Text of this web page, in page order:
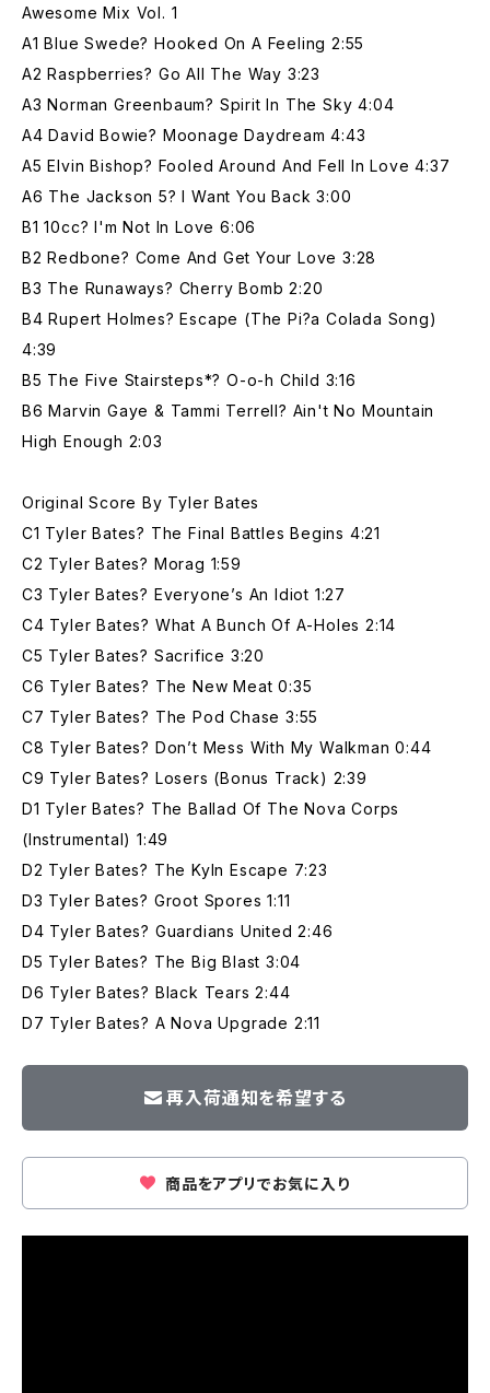
Awesome Mix Vol. 1
A1 Blue Swede? Hooked On A Feeling 2:55
A2 Raspberries? Go All The Way 3:23
A3 Norman Greenbaum? Spirit In The Sky 4:04
A4 David Bowie? Moonage Daydream 4:43
A5 Elvin Bishop? Fooled Around And Fell In Love 4:37
A6 The Jackson 5? I Want You Back 3:00
B1 10cc? I'm Not In Love 6:06
B2 Redbone? Come And Get Your Love 3:28
B3 The Runaways? Cherry Bomb 2:20
B4 Rupert Holmes? Escape (The Pi?a Colada Song)
4:39
B5 The Five Stairsteps*? O-o-h Child 3:16
B6 Marvin Gaye & Tammi Terrell? Ain't No Mountain
High Enough 2:03
Original Score By Tyler Bates
C1 Tyler Bates? The Final Battles Begins 4:21
C2 Tyler Bates? Morag 1:59
C3 Tyler Bates? Everyone’s An Idiot 1:27
C4 Tyler Bates? What A Bunch Of A-Holes 2:14
C5 Tyler Bates? Sacrifice 3:20
C6 Tyler Bates? The New Meat 0:35
C7 Tyler Bates? The Pod Chase 3:55
C8 Tyler Bates? Don’t Mess With My Walkman 0:44
C9 Tyler Bates? Losers (Bonus Track) 2:39
D1 Tyler Bates? The Ballad Of The Nova Corps
(Instrumental) 1:49
D2 Tyler Bates? The Kyln Escape 7:23
D3 Tyler Bates? Groot Spores 1:11
D4 Tyler Bates? Guardians United 2:46
D5 Tyler Bates? The Big Blast 3:04
D6 Tyler Bates? Black Tears 2:44
D7 Tyler Bates? A Nova Upgrade 2:11
再入荷通知を希望する
商品をアプリでお気に入り